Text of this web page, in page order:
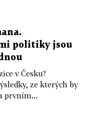
politiky jsou
v Česku?
ze kterých by
prvním...